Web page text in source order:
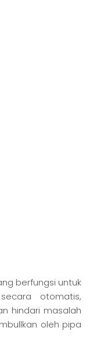
berfungsi untuk
otomatis,
hindari masalah
oleh pipa